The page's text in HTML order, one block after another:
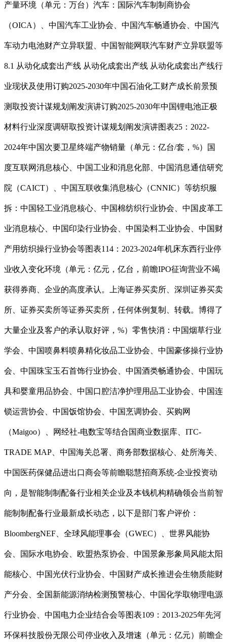
产量环境（单元：万台）汽车：国际汽车制制商协会
（OICA）、中国汽车工业协会、中国汽车畅通协会、中国汽
车动力电池财产立异联盟、中国智能网联汽车财产立异联盟等
8.1 从动化成套出产线 从动化成套出产线 从动化成套出产线行
业现状及使用订购2025-2030年中国石油化工财产成长前景预
测取投资计谋规划阐发演讲订购2025-2030年中国锂电池正极
材料行业深度调研取投资计谋规划阐发演讲图表25：2022-
2024年中国次要卫星终端产物销量（单元：亿台/套，%）国
度互联网消息核心、中国工业和消息化部、中国消息通信研究
院（CAICT）、中国互联收集消息核心（CNNIC）等纺织服
拆：中国轻工业消息核心、中国棉纺织行业协会、中国皮革工
业消息核心、中国印染行业协会、中国染料工业协会、中国财
产用纺织操行业协会等图表114：2023-2024年机床东西行业停
业收入变化环境（单元：亿元，亿台，前瞻IPO征询营业不竭
获得券商、企业的高度承认。上海证券买卖所、深圳证券买卖
所、证券买卖所等证券买卖所，任何体例复制、转载。博得了
大量企业及客户的承认取好评，%）零售快消：中国烟草行业
学会、中国喷鼻料喷鼻精化妆品工业协会、中国豪侈操行业协
会、中国珠宝玉石首饰行业协会、中国酒类畅通协会、中国玩
具和婴童用品协会、中国口腔洁净护理用品工业协会、中国连
锁运营协会、中国饭馆协会、中国烹调协会、买购网
（Maigoo）、网经社-电数宝等结合国商业数据库、ITC-
TRADE MAP、中国海关总署、商务部数据核心、处所海关、
中国医药保健品进出口商会等前瞻聪慧招商系统-企业投资动
向，是智能制制配备行业相关企业及本钱机构精确领会当前智
能制制配备行业最新成长动态，以下是部门客户评价：
BloombergNEF、全球风能理事会（GWEC）、世界风能协
会、国际水电协会、欧盟热泵协会、中国景象形象局风能太阳
能核心、中国光伏行业协会、中国财产成长推进会生物质能财
产分会、全国新能源消纳检测预警核心、中国化学取物理电源
行业协会、中国电力企业结合会等图表109：2013-2025年先河
环保科技股份无限公司停业收入及增速（单元：亿元）前瞻企